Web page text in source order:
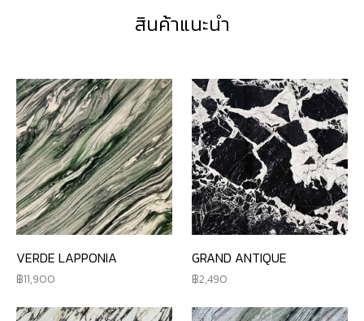
สินค้าแนะนำ
VERDE LAPPONIA
11,900
GRAND ANTIQUE
2,490